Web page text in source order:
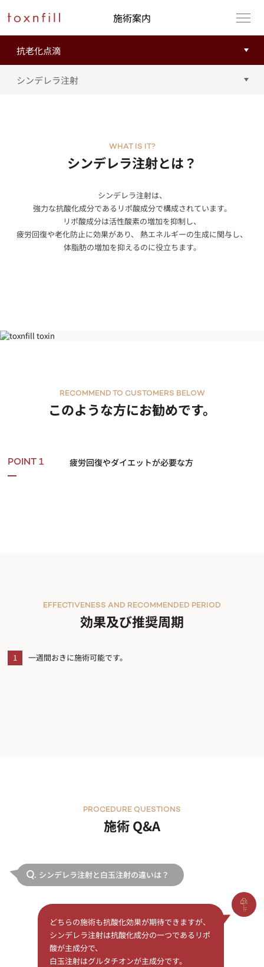
施術案内
シンデレラ注射とは？
WHAT IS IT?
シンデレラ注射は、
強力な抗酸化成分であるリポ酸成分で構成されています。
リポ酸成分は活性酸素の増加を抑制し、
疲労回復や老化防止に効果があり、 熱エネルギーの生成に関与し、
体脂肪の増加を抑えるのに役立ちます。
このような方にお勧めです。
RECOMMEND TO CUSTOMERS BELOW
POINT 1 疲労回復やダイエットが必要な方
効果及び推奨周期
EFFECTIVENESS AND RECOMMENDED PERIOD
1 一週間おきに施術可能です。
施術 Q&A
PROCEDURE QUESTIONS
Q. シンデレラ注射と白玉注射の違いは？
どちらの施術も抗酸化効果が期待できますが、
シンデレラ注射は抗酸化成分の一つであるリポ
酸が主成分で、
白玉注射はグルタチオンが主成分です。